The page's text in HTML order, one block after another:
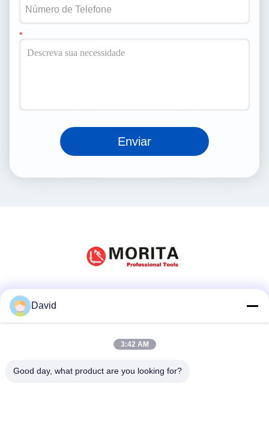
Enviar
David
3:42 AM
Good day, what product are you looking for?